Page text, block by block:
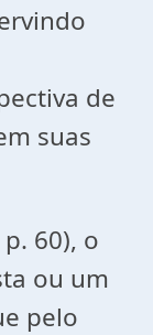
de
suas
60), o
ou um
pelo